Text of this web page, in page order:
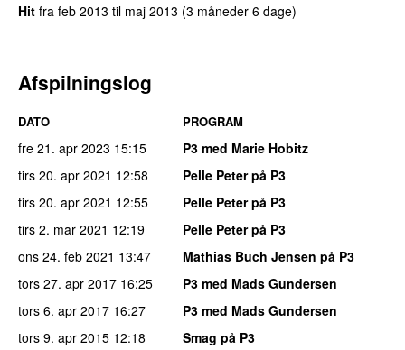
Hit fra feb 2013 til maj 2013 (3 måneder 6 dage)
Afspilningslog
DATO PROGRAM
fre 21. apr 2023 15:15
P3 med Marie Hobitz
tirs 20. apr 2021 12:58
Pelle Peter på P3
tirs 20. apr 2021 12:55
Pelle Peter på P3
tirs 2. mar 2021 12:19
Pelle Peter på P3
ons 24. feb 2021 13:47
Mathias Buch Jensen på P3
tors 27. apr 2017 16:25
P3 med Mads Gundersen
tors 6. apr 2017 16:27
P3 med Mads Gundersen
tors 9. apr 2015 12:18
Smag på P3